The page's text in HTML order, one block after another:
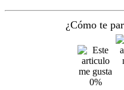
¿Cómo te
0%